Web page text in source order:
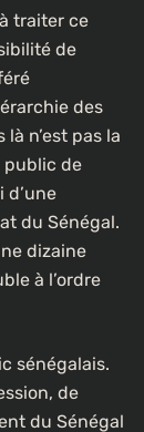
traiter ce
de
des
n’est pas la
public de
d’une
du Sénégal.
dizaine
à l’ordre
sénégalais.
de
du Sénégal
sur